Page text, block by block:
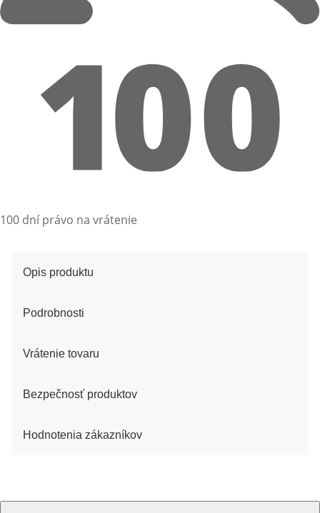
100 dní právo na vrátenie
Opis produktu
Podrobnosti
Vrátenie tovaru
Bezpečnosť produktov
Hodnotenia zákazníkov